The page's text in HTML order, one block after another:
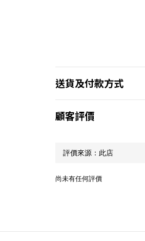
送貨及付款方式
顧客評價
尚未有任何評價